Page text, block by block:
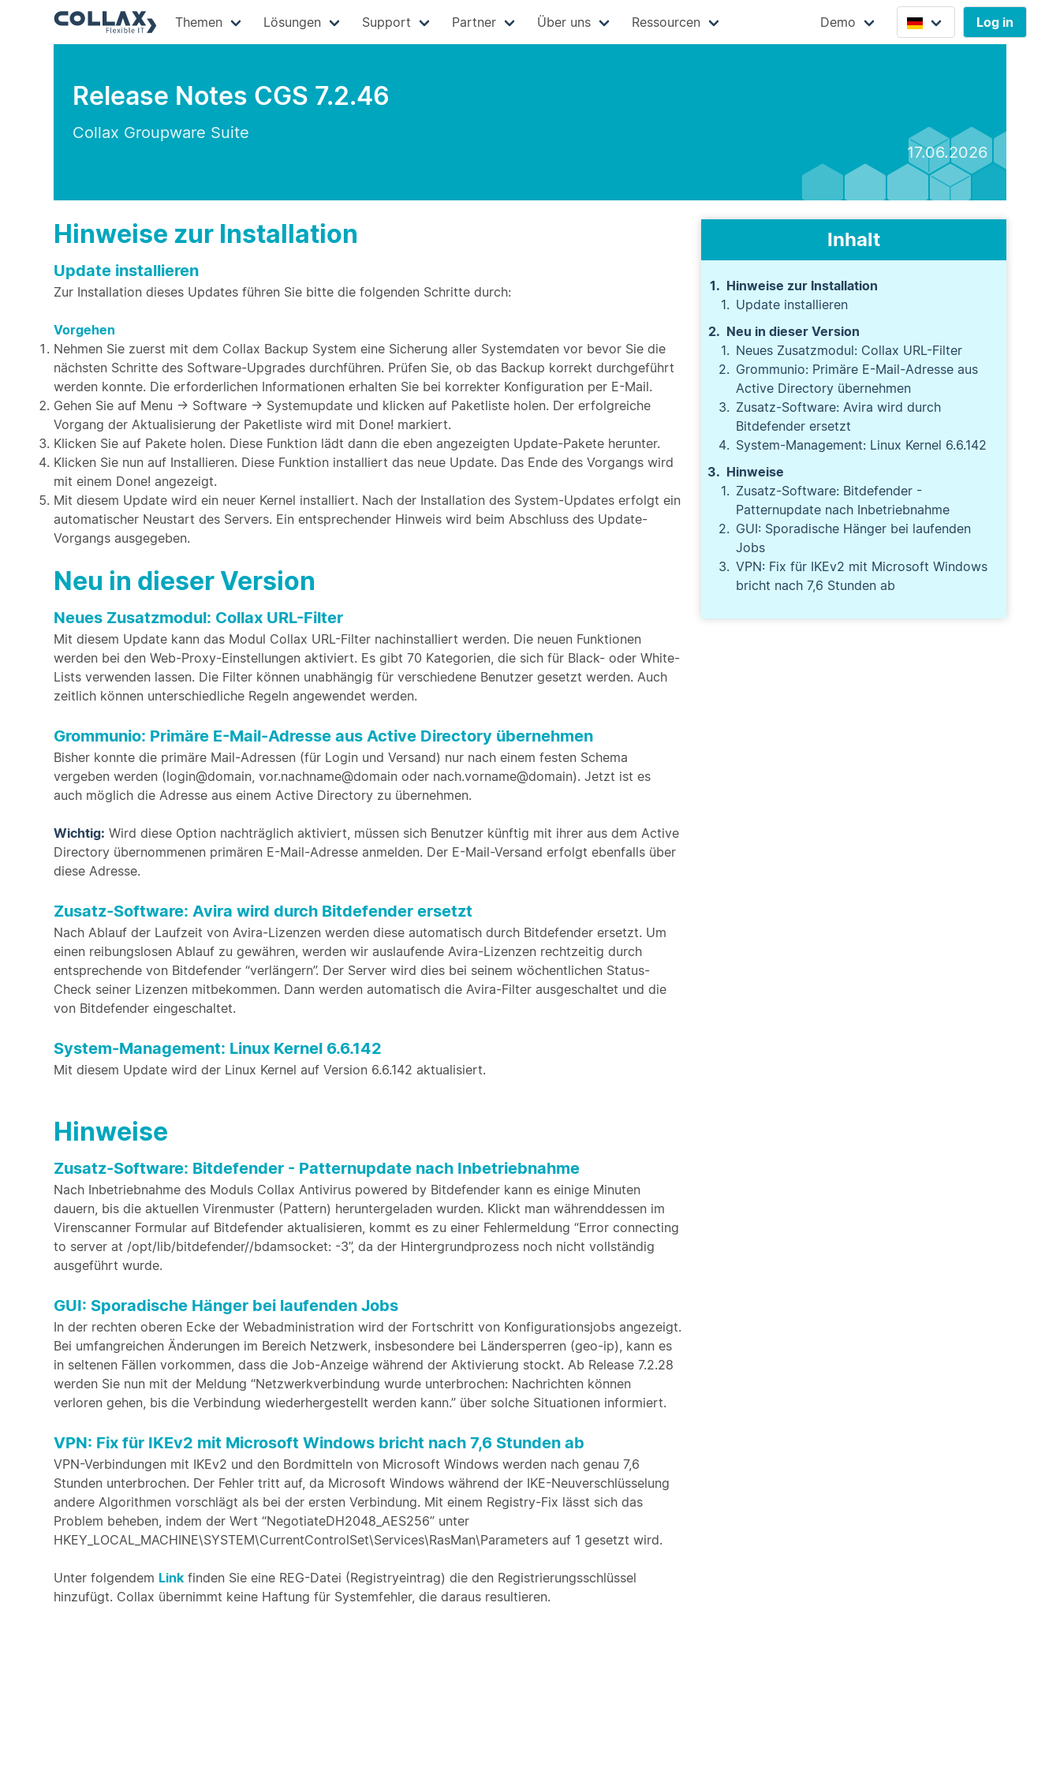
Themen Lösungen Support Partner Über uns Ressourcen Demo Log in
Release Notes CGS 7.2.46
Collax Groupware Suite
17.06.2026
Hinweise zur Installation
Update installieren
Zur Installation dieses Updates führen Sie bitte die folgenden Schritte durch:
Vorgehen
Nehmen Sie zuerst mit dem Collax Backup System eine Sicherung aller Systemdaten vor bevor Sie die
nächsten Schritte des Software-Upgrades durchführen. Prüfen Sie, ob das Backup korrekt durchgeführt
werden konnte. Die erforderlichen Informationen erhalten Sie bei korrekter Konfiguration per E-Mail.
Gehen Sie auf Menu → Software → Systemupdate und klicken auf Paketliste holen. Der erfolgreiche
Vorgang der Aktualisierung der Paketliste wird mit Done! markiert.
Klicken Sie auf Pakete holen. Diese Funktion lädt dann die eben angezeigten Update-Pakete herunter.
Klicken Sie nun auf Installieren. Diese Funktion installiert das neue Update. Das Ende des Vorgangs wird
mit einem Done! angezeigt.
Mit diesem Update wird ein neuer Kernel installiert. Nach der Installation des System-Updates erfolgt ein
automatischer Neustart des Servers. Ein entsprechender Hinweis wird beim Abschluss des Update-
Vorgangs ausgegeben.
Neu in dieser Version
Neues Zusatzmodul: Collax URL-Filter
Mit diesem Update kann das Modul Collax URL-Filter nachinstalliert werden. Die neuen Funktionen
werden bei den Web-Proxy-Einstellungen aktiviert. Es gibt 70 Kategorien, die sich für Black- oder White-
Lists verwenden lassen. Die Filter können unabhängig für verschiedene Benutzer gesetzt werden. Auch
zeitlich können unterschiedliche Regeln angewendet werden.
Grommunio: Primäre E-Mail-Adresse aus Active Directory übernehmen
Bisher konnte die primäre Mail-Adressen (für Login und Versand) nur nach einem festen Schema
vergeben werden (login@domain, vor.nachname@domain oder nach.vorname@domain). Jetzt ist es
auch möglich die Adresse aus einem Active Directory zu übernehmen.
Wichtig: Wird diese Option nachträglich aktiviert, müssen sich Benutzer künftig mit ihrer aus dem Active
Directory übernommenen primären E-Mail-Adresse anmelden. Der E-Mail-Versand erfolgt ebenfalls über
diese Adresse.
Zusatz-Software: Avira wird durch Bitdefender ersetzt
Nach Ablauf der Laufzeit von Avira-Lizenzen werden diese automatisch durch Bitdefender ersetzt. Um
einen reibungslosen Ablauf zu gewähren, werden wir auslaufende Avira-Lizenzen rechtzeitig durch
entsprechende von Bitdefender “verlängern”. Der Server wird dies bei seinem wöchentlichen Status-
Check seiner Lizenzen mitbekommen. Dann werden automatisch die Avira-Filter ausgeschaltet und die
von Bitdefender eingeschaltet.
System-Management: Linux Kernel 6.6.142
Mit diesem Update wird der Linux Kernel auf Version 6.6.142 aktualisiert.
Hinweise
Zusatz-Software: Bitdefender - Patternupdate nach Inbetriebnahme
Nach Inbetriebnahme des Moduls Collax Antivirus powered by Bitdefender kann es einige Minuten
dauern, bis die aktuellen Virenmuster (Pattern) heruntergeladen wurden. Klickt man währenddessen im
Virenscanner Formular auf Bitdefender aktualisieren, kommt es zu einer Fehlermeldung “Error connecting
to server at /opt/lib/bitdefender//bdamsocket: -3”, da der Hintergrundprozess noch nicht vollständig
ausgeführt wurde.
GUI: Sporadische Hänger bei laufenden Jobs
In der rechten oberen Ecke der Webadministration wird der Fortschritt von Konfigurationsjobs angezeigt.
Bei umfangreichen Änderungen im Bereich Netzwerk, insbesondere bei Ländersperren (geo-ip), kann es
in seltenen Fällen vorkommen, dass die Job-Anzeige während der Aktivierung stockt. Ab Release 7.2.28
werden Sie nun mit der Meldung “Netzwerkverbindung wurde unterbrochen: Nachrichten können
verloren gehen, bis die Verbindung wiederhergestellt werden kann.” über solche Situationen informiert.
VPN: Fix für IKEv2 mit Microsoft Windows bricht nach 7,6 Stunden ab
VPN-Verbindungen mit IKEv2 und den Bordmitteln von Microsoft Windows werden nach genau 7,6
Stunden unterbrochen. Der Fehler tritt auf, da Microsoft Windows während der IKE-Neuverschlüsselung
andere Algorithmen vorschlägt als bei der ersten Verbindung. Mit einem Registry-Fix lässt sich das
Problem beheben, indem der Wert “NegotiateDH2048_AES256” unter
HKEY_LOCAL_MACHINE\SYSTEM\CurrentControlSet\Services\RasMan\Parameters auf 1 gesetzt wird.
Unter folgendem Link finden Sie eine REG-Datei (Registryeintrag) die den Registrierungsschlüssel
hinzufügt. Collax übernimmt keine Haftung für Systemfehler, die daraus resultieren.
Inhalt
Hinweise zur Installation
Update installieren
Neu in dieser Version
Neues Zusatzmodul: Collax URL-Filter
Grommunio: Primäre E-Mail-Adresse aus
Active Directory übernehmen
Zusatz-Software: Avira wird durch
Bitdefender ersetzt
System-Management: Linux Kernel 6.6.142
Hinweise
Zusatz-Software: Bitdefender -
Patternupdate nach Inbetriebnahme
GUI: Sporadische Hänger bei laufenden
Jobs
VPN: Fix für IKEv2 mit Microsoft Windows
bricht nach 7,6 Stunden ab